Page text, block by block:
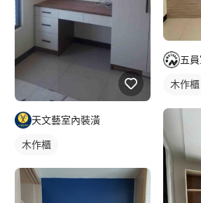
天文藝室內裝潢
木作櫃
木作櫃